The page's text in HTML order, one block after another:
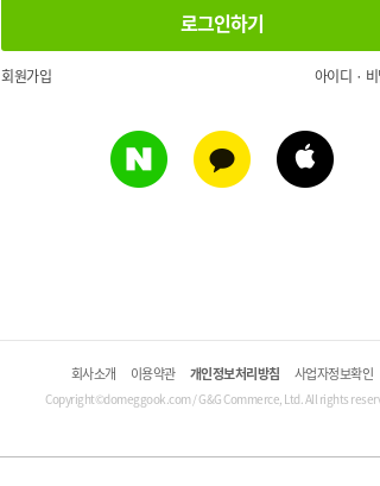
회원가입 아이디 ·
회사소개 이용약관 개인정보처리방침 사업자정보확인
Copyright©domeggook.com / G&G Commerce, Ltd. All rights